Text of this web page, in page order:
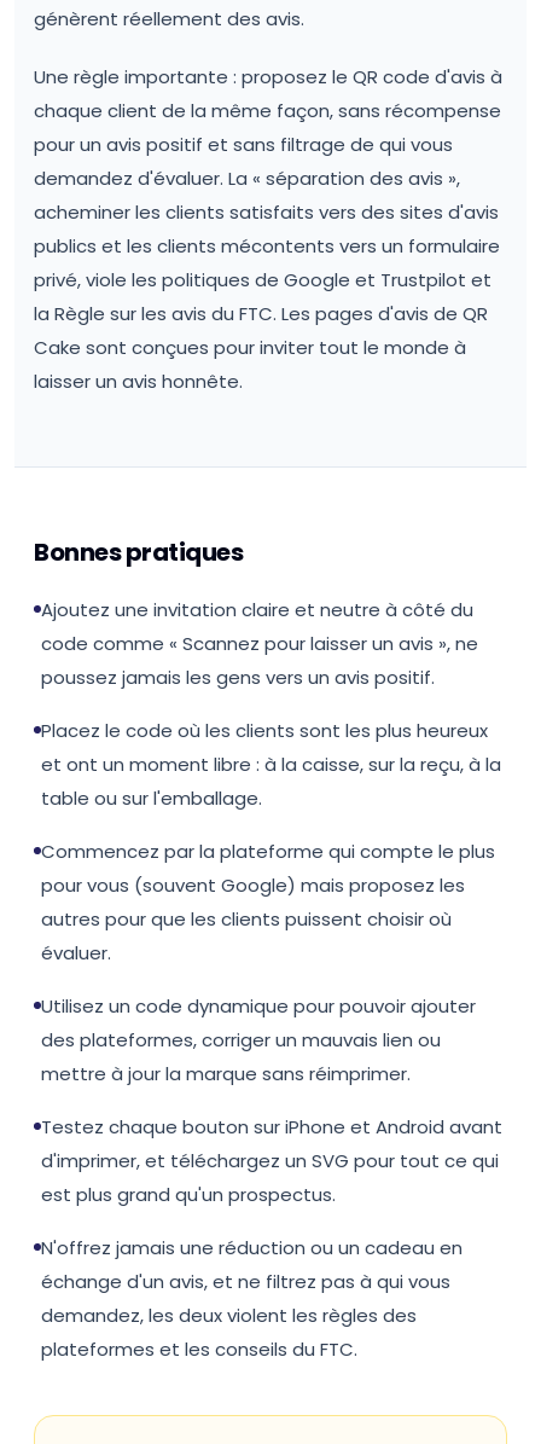
génèrent réellement des avis.
Une règle importante : proposez le QR code d'avis à
chaque client de la même façon, sans récompense
pour un avis positif et sans filtrage de qui vous
demandez d'évaluer. La « séparation des avis »,
acheminer les clients satisfaits vers des sites d'avis
publics et les clients mécontents vers un formulaire
privé, viole les politiques de Google et Trustpilot et
la Règle sur les avis du FTC. Les pages d'avis de QR
Cake sont conçues pour inviter tout le monde à
laisser un avis honnête.
Bonnes pratiques
Ajoutez une invitation claire et neutre à côté du
code comme « Scannez pour laisser un avis », ne
poussez jamais les gens vers un avis positif.
Placez le code où les clients sont les plus heureux
et ont un moment libre : à la caisse, sur la reçu, à la
table ou sur l'emballage.
Commencez par la plateforme qui compte le plus
pour vous (souvent Google) mais proposez les
autres pour que les clients puissent choisir où
évaluer.
Utilisez un code dynamique pour pouvoir ajouter
des plateformes, corriger un mauvais lien ou
mettre à jour la marque sans réimprimer.
Testez chaque bouton sur iPhone et Android avant
d'imprimer, et téléchargez un SVG pour tout ce qui
est plus grand qu'un prospectus.
N'offrez jamais une réduction ou un cadeau en
échange d'un avis, et ne filtrez pas à qui vous
demandez, les deux violent les règles des
plateformes et les conseils du FTC.